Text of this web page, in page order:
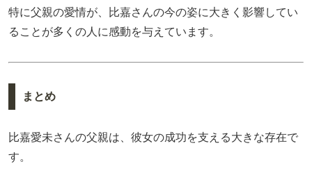
特に父親の愛情が、比嘉さんの今の姿に大きく影響してい
ることが多くの人に感動を与えています。
まとめ
比嘉愛未さんの父親は、彼女の成功を支える大きな存在で
す。